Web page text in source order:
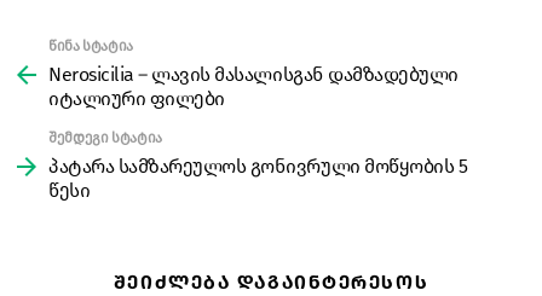
more
წინა სტატია
Nerosicilia – ლავის მასალისგან დამზადებული
იტალიური ფილები
შემდეგი სტატია
პატარა სამზარეულოს გონივრული მოწყობის 5
წესი
ᲨᲔᲘᲫᲚᲔᲑᲐ ᲓᲐᲒᲐᲘᲜᲢᲔᲠᲔᲡᲝᲡ